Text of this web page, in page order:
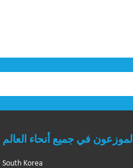
الموزعون في جميع أنحاء العالم
South Korea